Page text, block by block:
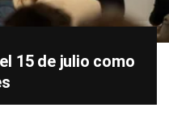
15 de julio como